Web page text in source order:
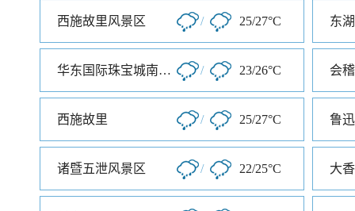
西施故里风景区 / 25/27°C 东
华东国际珠宝城南大门 / 23/26°C 会
西施故里 / 25/27°C 鲁
诸暨五泄风景区 / 22/25°C